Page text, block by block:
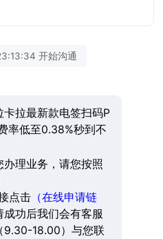
开始沟通
拉最新款电签扫码P
率低至0.38%秒到不
理业务，请您按照
点击（在线申请链
功后我们会有客服
9.30-18.00）与您联